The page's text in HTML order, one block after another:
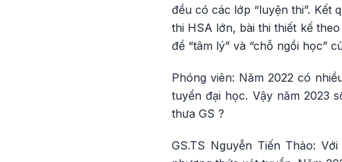
đều có các lớp “luyện thi”. Kết
thi HSA lớn, bài thi thiết kế
đề “tâm lý” và “chỗ ngồi học”
Phóng viên: Năm 2022 có
tuyển đại học. Vậy năm 2023
thưa GS ?
GS.TS Nguyễn Tiến Thảo: